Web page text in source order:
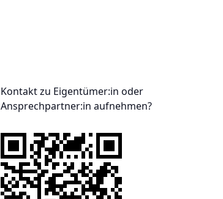
Kontakt zu Eigentümer:in oder
Ansprechpartner:in aufnehmen?